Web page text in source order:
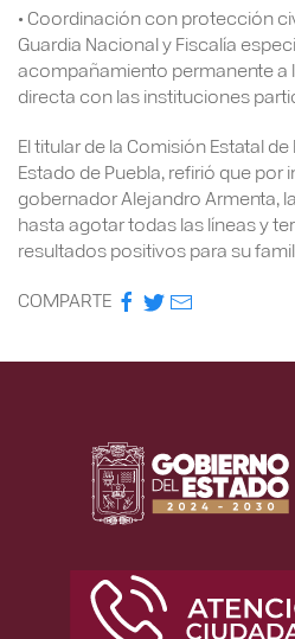
• Coordinación con protección
Guardia Nacional y Fiscalía
acompañamiento permanente
directa con las instituciones
El titular de la Comisión Estatal
Estado de Puebla, refirió que por
gobernador Alejandro Armenta,
hasta agotar todas las líneas y
resultados positivos para su
COMPARTE